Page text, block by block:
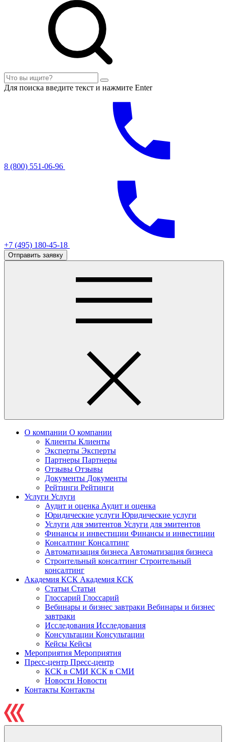
Для поиска введите текст и нажмите Enter
8 (800) 551-06-96
+7 (495) 180-45-18
Отправить заявку
О компании О компании
Клиенты Клиенты
Эксперты Эксперты
Партнеры Партнеры
Отзывы Отзывы
Документы Документы
Рейтинги Рейтинги
Услуги Услуги
Аудит и оценка Аудит и оценка
Юридические услуги Юридические услуги
Услуги для эмитентов Услуги для эмитентов
Финансы и инвестиции Финансы и инвестиции
Консалтинг Консалтинг
Автоматизация бизнеса Автоматизация бизнеса
Строительный консалтинг Строительный
консалтинг
Академия КСК Академия КСК
Статьи Статьи
Глоссарий Глоссарий
Вебинары и бизнес завтраки Вебинары и бизнес
завтраки
Исследования Исследования
Консультации Консультации
Кейсы Кейсы
Мероприятия Мероприятия
Пресс-центр Пресс-центр
КСК в СМИ КСК в СМИ
Новости Новости
Контакты Контакты